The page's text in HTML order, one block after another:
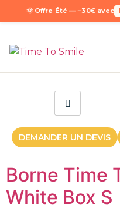
🌞 Offre Été — −30€ avec
DEMANDER UN DEVIS
Borne Time
White Box S